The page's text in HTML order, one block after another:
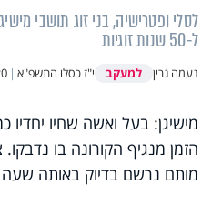
לסלי ופטרישיה, בני זוג תושבי
ל-50 שנות זוגיות
נעמה גרין למעקב י"ז כסלו התשפ"א |
הזמן מנגיף הקורונה בו
מותם נרשם בדיוק באותה שעה